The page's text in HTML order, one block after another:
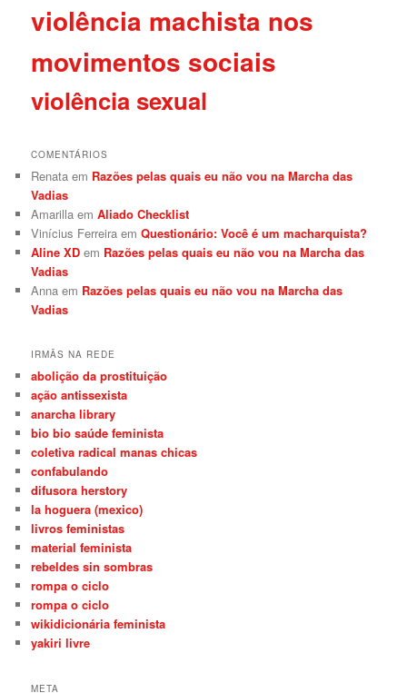
violência machista nos
movimentos sociais
violência sexual
COMENTÁRIOS
Renata em Razões pelas quais eu não vou na Marcha das
Vadias
Amarilla emAliado Checklist
Vinícius Ferreira emQuestionário: Você é um macharquista?
Aline XD em Razões pelas quais eu não vou na Marcha das
Vadias
Anna em Razões pelas quais eu não vou na Marcha das
Vadias
IRMÃS NA REDE
abolição da prostituição
ação antissexista
anarcha library
bio bio saúde feminista
coletiva radical manas chicas
confabulando
difusora herstory
la hoguera (mexico)
livros feministas
material feminista
rebeldes sin sombras
rompa o ciclo
rompa o ciclo
wikidicionária feminista
yakiri livre
META